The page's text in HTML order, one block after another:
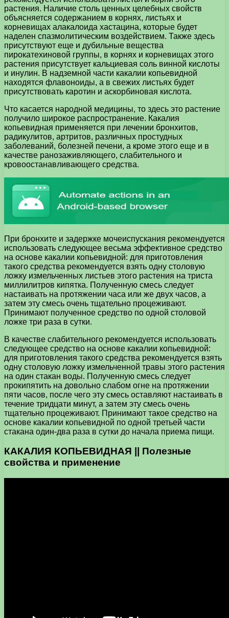
растения. Наличие столь ценных целебных свойств
объясняется содержанием в корнях, листьях и
корневищах алакалоида хастацина, которые будет
наделен спазмолитическим воздействием. Также здесь
присутствуют еще и дубильные вещества
пирокатехиновой группы, в корнях и корневищах этого
растения присутствует кальциевая соль винной кислоты
и инулин. В надземной части какалии копьевидной
находятся флавоноиды, а в свежих листьях будет
присутствовать каротин и аскорбиновая кислота.
Что касается народной медицины, то здесь это растение
получило широкое распространение. Какалия
копьевидная применяется при лечении бронхитов,
радикулитов, артритов, различных простудных
заболеваний, болезней печени, а кроме этого еще и в
качестве ранозаживляющего, слабительного и
кровоостанавливающего средства.
При бронхите и задержке мочеиспускания рекомендуется
использовать следующее весьма эффективное средство
на основе какалии копьевидной: для приготовления
такого средства рекомендуется взять одну столовую
ложку измельченных листьев этого растения на триста
миллилитров кипятка. Полученную смесь следует
настаивать на протяжении часа или же двух часов, а
затем эту смесь очень тщательно процеживают.
Принимают полученное средство по одной столовой
ложке три раза в сутки.
В качестве слабительного рекомендуется использовать
следующее средство на основе какалии копьевидной:
для приготовления такого средства рекомендуется взять
одну столовую ложку измельченной травы этого растения
на один стакан воды. Полученную смесь следует
прокипятить на довольно слабом огне на протяжении
пяти часов, после чего эту смесь оставляют настаивать в
течение тридцати минут, а затем эту смесь очень
тщательно процеживают. Принимают такое средство на
основе какалии копьевидной по одной третьей части
стакана один-два раза в сутки до начала приема пищи.
КАКАЛИЯ КОПЬЕВИДНАЯ || Полезные
свойства и применение